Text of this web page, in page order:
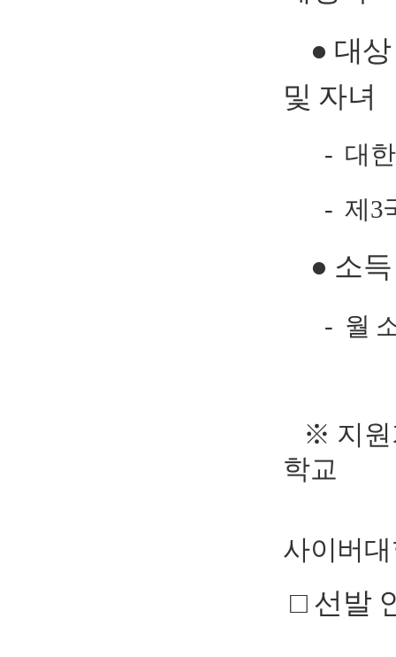
● 대상
및 자녀
- 대한
- 제3국
● 소
- 월 소
※ 지원
학교
사이버
□ 선발